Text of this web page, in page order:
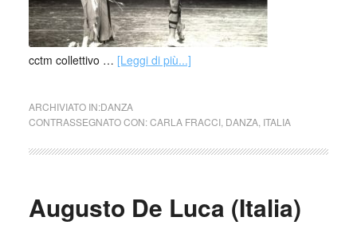
cctm collettivo … [Leggi di più...]
ARCHIVIATO IN:DANZA
CONTRASSEGNATO CON:CARLA FRACCI, DANZA, ITALIA
Augusto De Luca (Italia)